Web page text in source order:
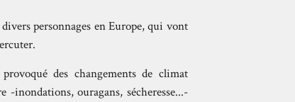
personnages en Europe, qui vont
des changements de climat
inondations, ouragans, sécheresse...-